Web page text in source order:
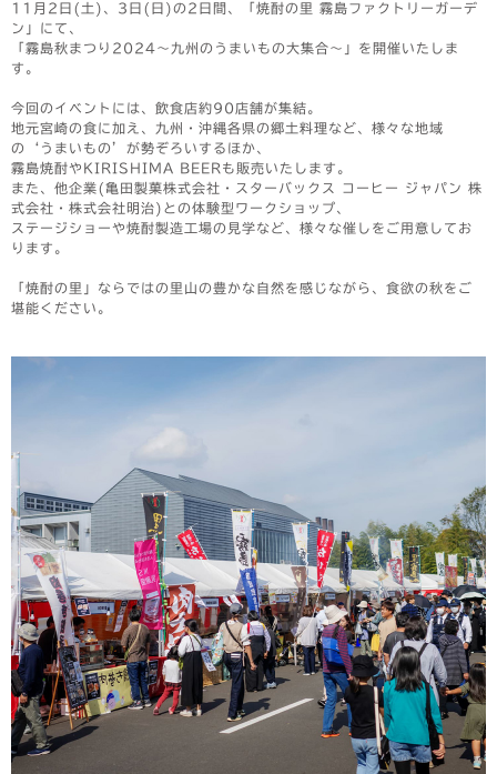
11月2日(土)、3日(日)の2日間、「焼酎の里 霧島ファクトリーガーデ
ン」にて、
「霧島秋まつり2024～九州のうまいもの大集合～」を開催いたしま
す。
今回のイベントには、飲食店約90店舗が集結。
地元宮崎の食に加え、九州・沖縄各県の郷土料理など、様々な地域
の‘うまいもの’が勢ぞろいするほか、
霧島焼酎やKIRISHIMA BEERも販売いたします。
また、他企業(亀田製菓株式会社・スターバックス コーヒー ジャパン 株
式会社・株式会社明治)との体験型ワークショップ、
ステージショーや焼酎製造工場の見学など、様々な催しをご用意してお
ります。
「焼酎の里」ならではの里山の豊かな自然を感じながら、食欲の秋をご
堪能ください。